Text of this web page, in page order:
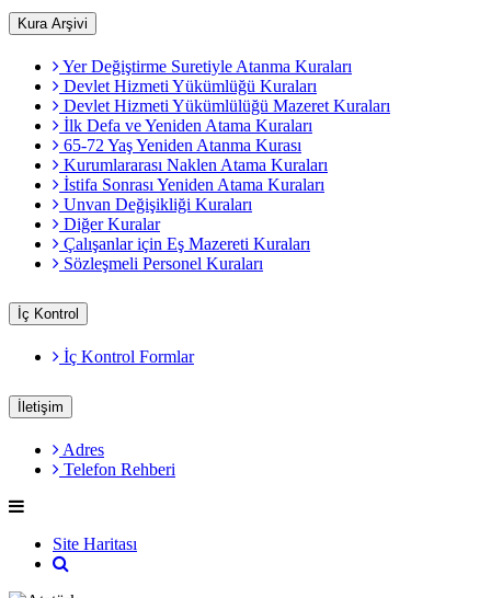
Kura Arşivi
Yer Değiştirme Suretiyle Atanma Kuraları
Devlet Hizmeti Yükümlüğü Kuraları
Devlet Hizmeti Yükümlülüğü Mazeret Kuraları
İlk Defa ve Yeniden Atama Kuraları
65-72 Yaş Yeniden Atanma Kurası
Kurumlararası Naklen Atama Kuraları
İstifa Sonrası Yeniden Atama Kuraları
Unvan Değişikliği Kuraları
Diğer Kuralar
Çalışanlar için Eş Mazereti Kuraları
Sözleşmeli Personel Kuraları
İç Kontrol
İç Kontrol Formlar
İletişim
Adres
Telefon Rehberi
Site Haritası